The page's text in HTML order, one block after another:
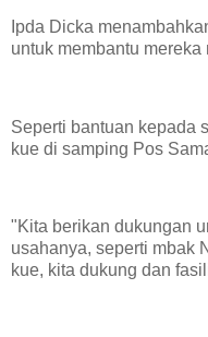
Ipda Dicka
untuk membantu
Seperti bantuan kepada
kue di samping Pos
"Kita berikan dukungan
usahanya, seperti mbak
kue, kita dukung dan